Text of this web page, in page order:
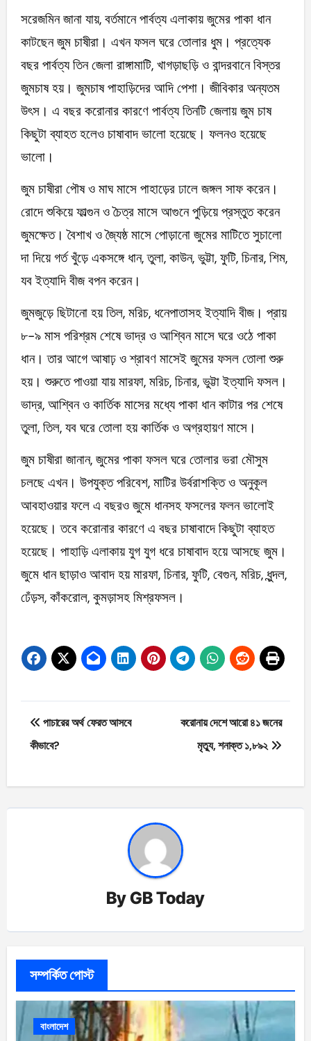
সরেজমিন জানা যায়, বর্তমানে পার্বত্য এলাকায় জুমের পাকা ধান
কাটছেন জুম চাষীরা। এখন ফসল ঘরে তোলার ধুম। প্রত্যেক
বছর পার্বত্য তিন জেলা রাঙ্গামাটি, খাগড়াছড়ি ও বান্দরবানে বিস্তর
জুমচাষ হয়। জুমচাষ পাহাড়িদের আদি পেশা। জীবিকার অন্যতম
উৎস। এ বছর করোনার কারণে পার্বত্য তিনটি জেলায় জুম চাষ
কিছুটা ব্যাহত হলেও চাষাবাদ ভালো হয়েছে। ফলনও হয়েছে
ভালো।
জুম চাষীরা পৌষ ও মাঘ মাসে পাহাড়ের ঢালে জঙ্গল সাফ করেন।
রোদে শুকিয়ে ফাল্গুন ও চৈত্র মাসে আগুনে পুড়িয়ে প্রস্তুত করেন
জুমক্ষেত। বৈশাখ ও জ্যৈষ্ঠ মাসে পোড়ানো জুমের মাটিতে সুচালো
দা দিয়ে গর্ত খুঁড়ে একসঙ্গে ধান, তুলা, কাউন, ভুট্টা, ফুটি, চিনার, শিম,
যব ইত্যাদি বীজ বপন করেন।
জুমজুড়ে ছিটানো হয় তিল, মরিচ, ধনেপাতাসহ ইত্যাদি বীজ। প্রায়
৮-৯ মাস পরিশ্রম শেষে ভাদ্র ও আশ্বিন মাসে ঘরে ওঠে পাকা
ধান। তার আগে আষাঢ় ও শ্রাবণ মাসেই জুমের ফসল তোলা শুরু
হয়। শুরুতে পাওয়া যায় মারফা, মরিচ, চিনার, ভুট্টা ইত্যাদি ফসল।
ভাদ্র, আশ্বিন ও কার্তিক মাসের মধ্যে পাকা ধান কাটার পর শেষে
তুলা, তিল, যব ঘরে তোলা হয় কার্তিক ও অগ্রহায়ণ মাসে।
জুম চাষীরা জানান, জুমের পাকা ফসল ঘরে তোলার ভরা মৌসুম
চলছে এখন। উপযুক্ত পরিবেশ, মাটির উর্বরাশক্তি ও অনুকূল
আবহাওয়ার ফলে এ বছরও জুমে ধানসহ ফসলের ফলন ভালোই
হয়েছে। তবে করোনার কারণে এ বছর চাষাবাদে কিছুটা ব্যাহত
হয়েছে। পাহাড়ি এলাকায় যুগ যুগ ধরে চাষাবাদ হয়ে আসছে জুম।
জুমে ধান ছাড়াও আবাদ হয় মারফা, চিনার, ফুটি, বেগুন, মরিচ, ধুন্দল,
ঢেঁড়স, কাঁকরোল, কুমড়াসহ মিশ্রফসল।
Post
navigation
পাচারের অর্থ ফেরত আসবে
কীভাবে?
করোনায় দেশে আরো ৪১ জনের
মৃত্যু, শনাক্ত ১,৮৯২
ByGB Today
সম্পর্কিত পোস্ট
বাংলাদেশ